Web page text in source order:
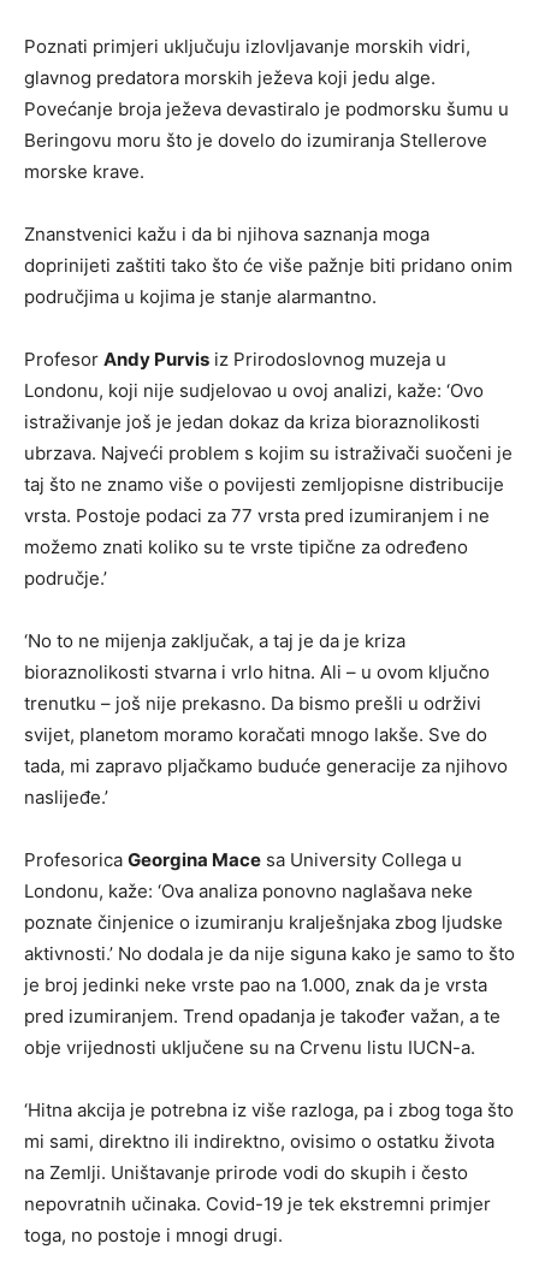
Poznati primjeri uključuju izlovljavanje morskih vidri,
glavnog predatora morskih ježeva koji jedu alge.
Povećanje broja ježeva devastiralo je podmorsku šumu u
Beringovu moru što je dovelo do izumiranja Stellerove
morske krave.
Znanstvenici kažu i da bi njihova saznanja moga
doprinijeti zaštiti tako što će više pažnje biti pridano onim
područjima u kojima je stanje alarmantno.
Profesor Andy Purvis iz Prirodoslovnog muzeja u
Londonu, koji nije sudjelovao u ovoj analizi, kaže: ‘Ovo
istraživanje još je jedan dokaz da kriza bioraznolikosti
ubrzava. Najveći problem s kojim su istraživači suočeni je
taj što ne znamo više o povijesti zemljopisne distribucije
vrsta. Postoje podaci za 77 vrsta pred izumiranjem i ne
možemo znati koliko su te vrste tipične za određeno
područje.’
‘No to ne mijenja zaključak, a taj je da je kriza
bioraznolikosti stvarna i vrlo hitna. Ali – u ovom ključno
trenutku – još nije prekasno. Da bismo prešli u održivi
svijet, planetom moramo koračati mnogo lakše. Sve do
tada, mi zapravo pljačkamo buduće generacije za njihovo
naslijeđe.’
Profesorica Georgina Mace sa University Collega u
Londonu, kaže: ‘Ova analiza ponovno naglašava neke
poznate činjenice o izumiranju kralješnjaka zbog ljudske
aktivnosti.’ No dodala je da nije siguna kako je samo to što
je broj jedinki neke vrste pao na 1.000, znak da je vrsta
pred izumiranjem. Trend opadanja je također važan, a te
obje vrijednosti uključene su na Crvenu listu IUCN-a.
‘Hitna akcija je potrebna iz više razloga, pa i zbog toga što
mi sami, direktno ili indirektno, ovisimo o ostatku života
na Zemlji. Uništavanje prirode vodi do skupih i često
nepovratnih učinaka. Covid-19 je tek ekstremni primjer
toga, no postoje i mnogi drugi.